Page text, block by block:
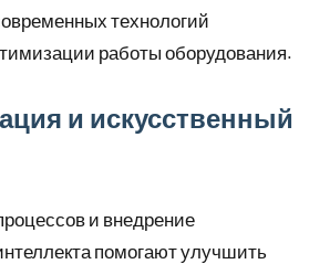
технологий
работы оборудования.
и искусственный
и внедрение
помогают улучшить